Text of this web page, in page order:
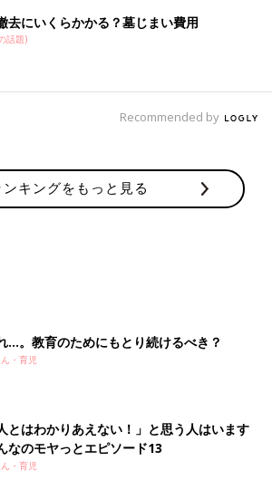
ある会社には、マタハラもセクハラもパワ
いでしょう。人を大切にできない会社だと
がいちばん。昭和の高度成長期は、みんな
たことで社会に圧倒的なパワーが生まれま
仕事中心の価値観で幸せを感じられました
して、いろいろな生き方が認められている
く時代です。ようやく自分の優先順位に合
代になったのはいいことですが、それがま
はないので、悩む人は多いでしょう。実際
のではないでしょうか。
パに直撃！男性育児休業のメリット・デメ
れない、または取りづらい会社にいる人
を見つけることから始めてみてはどうでし
たちと、うまく退勤する方法、休暇を取る
ず。家庭内でもパパ1人で悩まずに、夫婦
家事や育児をどう分担するかなど、話し合
れません。(取材・文／香川 誠、ひよこク
去にいくらかかる？墓じまい費用
話題)
Recommended by
ンキングをもっと見る
…。教育のためにもとり続けるべき？
・育児
とはわかりあえない！」と思う人はいます
なのモヤっとエピソード13
・育児